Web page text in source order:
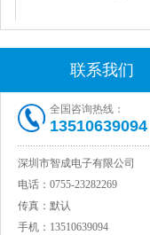
联系我们
全国咨询热线：
13510639094
深圳市智成电子有限公司
电话： 0755-23282269
传真： 默认
手机： 13510639094